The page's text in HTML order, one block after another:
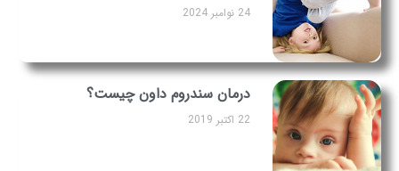
24 نوامبر 2024
درمان سندروم داون چیست؟
22 اکتبر 2019